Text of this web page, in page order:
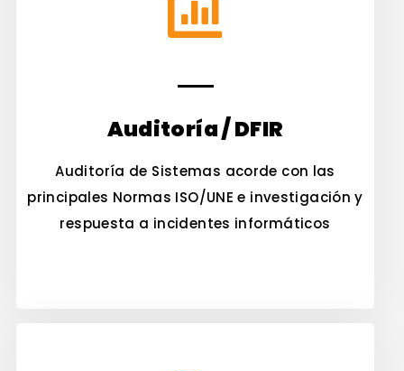
Auditoría / DFIR
Auditoría de Sistemas acorde con las
principales Normas ISO/UNE e investigación y
respuesta a incidentes informáticos